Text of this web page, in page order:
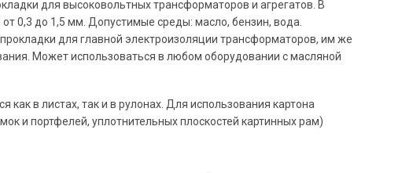
для высоковольтных трансформаторов и агрегатов. В
0,3 до 1,5 мм. Допустимые среды: масло, бензин, вода.
для главной электроизоляции трансформаторов, им же
Может использоваться в любом оборудовании с масляной
как в листах, так и в рулонах. Для использования картона
и портфелей, уплотнительных плоскостей картинных рам)